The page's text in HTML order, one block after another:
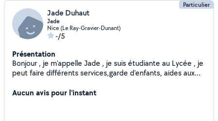
Particulier
Jade Duhaut
Jade
Nice (Le Ray-Gravier-Dunant)
-/5
Présentation
Bonjour , je m'appelle Jade , je suis étudiante au Lycée , je
peut faire différents services,garde d'enfants, aides aux
plus d'infos :) )
Aucun avis pour l'instant